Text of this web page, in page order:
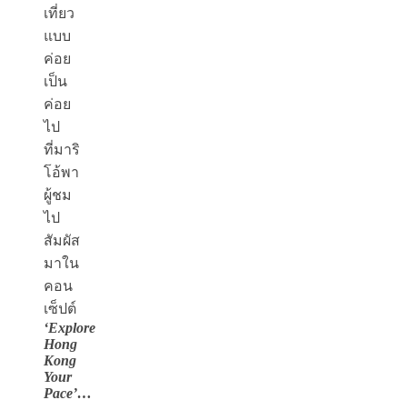
เที่ยว
แบบ
ค่อย
เป็น
ค่อย
ไป
ที่มาริ
โอ้พา
ผู้ชม
ไป
สัมผัส
มาใน
คอน
เซ็ปต์
‘Explore
Hong
Kong
Your
Pace’…